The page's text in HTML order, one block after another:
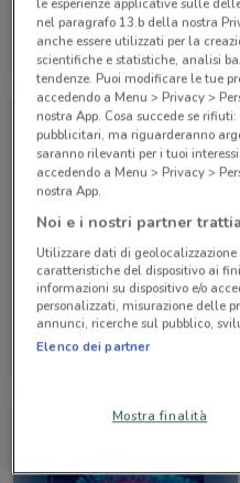
Alpitour
Scade il 31/10 285 m
Alpitour
nel paragrafo 13.b della nostra
anche essere utilizzati per la
scientifiche e statistiche, analisi
tendenze. Puoi modificare le tue
accedendo a Menu > Privacy >
nostra App. Cosa succede se
pubblicitari, ma riguarderanno
saranno rilevanti per i tuoi
accedendo a Menu > Privacy >
nostra App.
Noi e i nostri partner
Utilizzare dati di
caratteristiche del dispositivo ai
informazioni su dispositivo e/o
personalizzati, misurazione delle
annunci, ricerche sul pubblico,
Elenco dei partner
Mostra finalità